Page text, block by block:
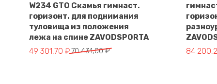
В корзину
W234 GTO Скамья гимнаст.
горизонт. для поднимания
туловища из положения
лежа на спине ZAVODSPORTA
70 431,00₽
Первоначальная цена составляла 70 431,00 ₽.
49 301,70 ₽
Текущая цена: 49 301,70 ₽. 84